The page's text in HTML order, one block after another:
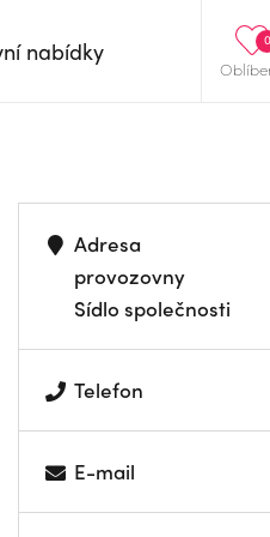
0
nabídky
Adresa
provozovny
Sídlo společnosti
Telefon
E-mail